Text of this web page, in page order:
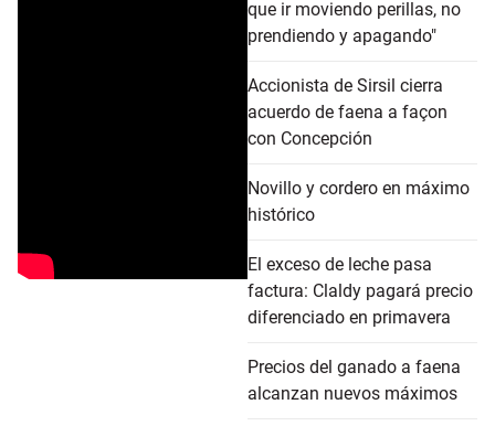
que ir moviendo perillas, no
prendiendo y apagando"
Accionista de Sirsil cierra
acuerdo de faena a façon
con Concepción
Novillo y cordero en máximo
histórico
El exceso de leche pasa
factura: Claldy pagará precio
diferenciado en primavera
Precios del ganado a faena
alcanzan nuevos máximos